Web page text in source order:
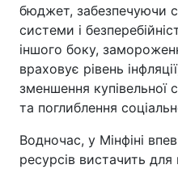
бюджет, забезпечуючи
системи і
іншого боку,
враховує рівень
зменшення купівельної
та поглиблення
Водночас, у Мінфіні
ресурсів вистачить для